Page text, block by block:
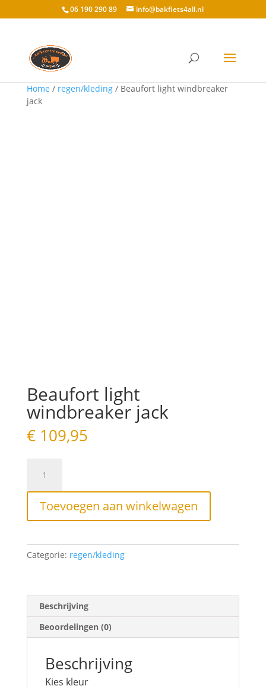
06 190 290 89 info@bakfiets4all.nl
Home / regen/kleding/ Beaufort light windbreaker
jack
Beaufort light
windbreaker jack
€109,95
light
windbreaker
jack
aantal
Toevoegen aan winkelwagen
Categorie: regen/kleding
Beschrijving
Beoordelingen (0)
Beschrijving
Kies kleur